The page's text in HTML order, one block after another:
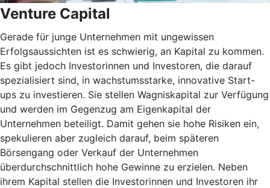
Venture Capital
Gerade für junge Unternehmen mit ungewissen
Erfolgsaussichten ist es schwierig, an Kapital zu kommen.
Es gibt jedoch Investorinnen und Investoren, die darauf
spezialisiert sind, in wachstumsstarke, innovative Start-
ups zu investieren. Sie stellen Wagniskapital zur Verfügung
und werden im Gegenzug am Eigenkapital der
Unternehmen beteiligt. Damit gehen sie hohe Risiken ein,
spekulieren aber zugleich darauf, beim späteren
Börsengang oder Verkauf der Unternehmen
überdurchschnittlich hohe Gewinne zu erzielen. Neben
ihrem Kapital stellen die Investorinnen und Investoren ihr